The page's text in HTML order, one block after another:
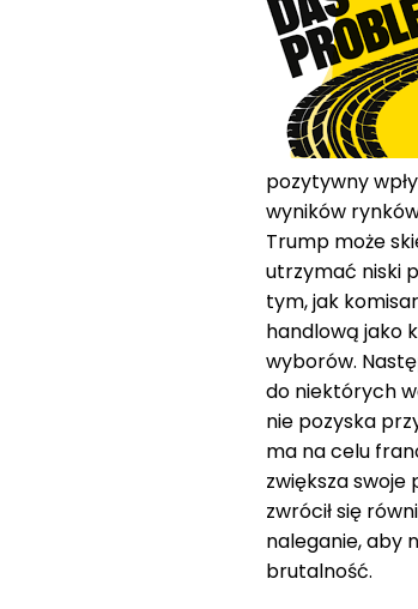
pozytywny
wyników
Trump może
utrzymać niski
tym, jak
handlową jako
wyborów.
do niektórych
nie pozyska
ma na celu
zwiększa
zwrócił się
naleganie, aby
brutalność.